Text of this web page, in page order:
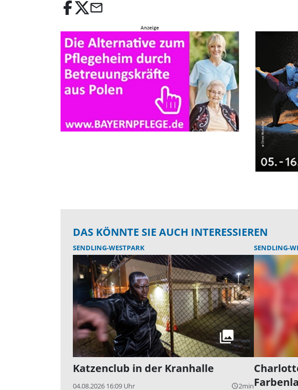
email
DAS KÖNNTE SIE AUCH INTERESSIEREN
SENDLING-WESTPARK
Katzenclub in der Kranhalle
04.08.2026 16:09 Uhr query_builder2min
SENDLING-